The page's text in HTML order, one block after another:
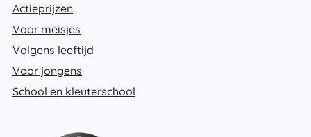
Actieprijzen
Voor meisjes
Volgens leeftijd
Voor jongens
School en kleuterschool